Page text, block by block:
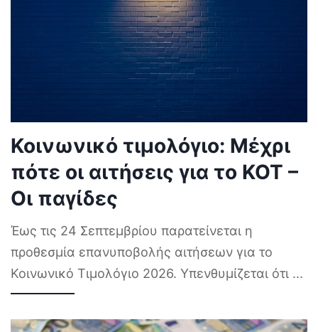
Κοινωνικό τιμολόγιο: Μέχρι
πότε οι αιτήσεις για το ΚΟΤ –
Οι παγίδες
Έως τις 24 Σεπτεμβρίου παρατείνεται η
προθεσμία επανυποβολής αιτήσεων για το
Κοινωνικό Τιμολόγιο 2026. Υπενθυμίζεται ότι ...